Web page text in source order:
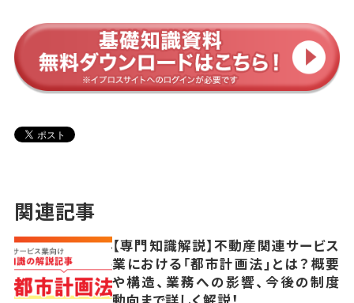
関連記事
【専門知識解説】不動産関連サービス
業における「都市計画法」とは？概要
や構造、業務への影響、今後の制度